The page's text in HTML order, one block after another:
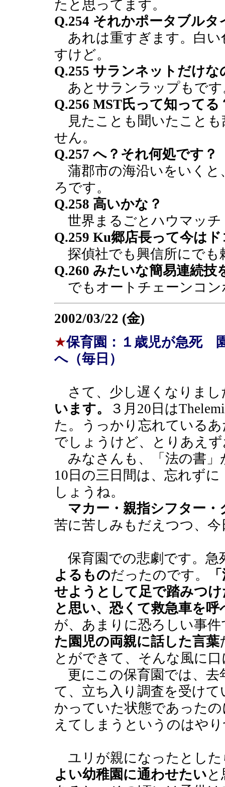
たと思ってます。
Q.254 それかポータブルタ
あれは重すぎます。白い
すけど。
Q.255 サランネットだけな
あとサランラップもです
Q.256 MST氏って知ってる
見たことも聞いたことも
せん。
Q.257 へ？それ何処です？
蒲郡市の海沿いをいくと
ろです。
Q.258 高いかな？
世界まるごとハウマッチ
Q.259 Ku郷店長って今は
探偵社でも興信所にでも
Q.260 みたいな簡易連続技
でもオートチェーンコン
2002/03/22 (金)
★保育園：１歳児が急死
へ（毎日）
さて、少し遅くなりまし
います。
３月20日は
た。うっかり忘れている
でしょうけど、とりあえ
みなさんも、「法の書」
10日の三日間は、忘れず
しょうね。
マカー・親指シフター
苦に苦しみもだえつつ、
保育園での悲劇です。急
よるものだったのです。
せようとして足で踏みつ
と思い、恐くて救急車を
が、あまりに恐ろしい事
た園児の両親に話した言葉
とができて、そんな風に
更にこの保育園では、去
て、立ち入り調査を受け
かっていた状態であった
えてしまうというのはや
ユリが親になったとした
よい幼稚園に通わせたい